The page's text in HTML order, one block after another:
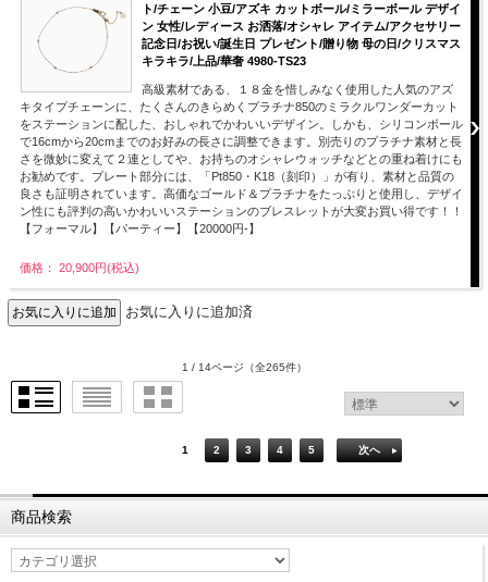
ト/チェーン 小豆/アズキ カットボール/ミラーボール デザイ
ン 女性/レディース お洒落/オシャレ アイテム/アクセサリー
記念日/お祝い/誕生日 プレゼント/贈り物 母の日/クリスマス
キラキラ/上品/華奢 4980-TS23
高級素材である、１８金を惜しみなく使用した人気のアズ
キタイプチェーンに、たくさんのきらめくプラチナ850のミラクルワンダーカット
をステーションに配した、おしゃれでかわいいデザイン。しかも、シリコンボール
で16cmから20cmまでのお好みの長さに調整できます。別売りのプラチナ素材と長
さを微妙に変えて２連としてや、お持ちのオシャレウォッチなどとの重ね着けにも
お勧めです。プレート部分には、「Pt850・K18（刻印）」が有り、素材と品質の
良さも証明されています。高価なゴールド＆プラチナをたっぷりと使用し、デザイ
ン性にも評判の高いかわいいステーションのブレスレットが大変お買い得です！！
【フォーマル】【パーティー】【20000円-】
価格： 20,900円(税込)
お気に入りに追加済
1 / 14ページ （全265件）
1 2 3 4 5 次へ
商品検索